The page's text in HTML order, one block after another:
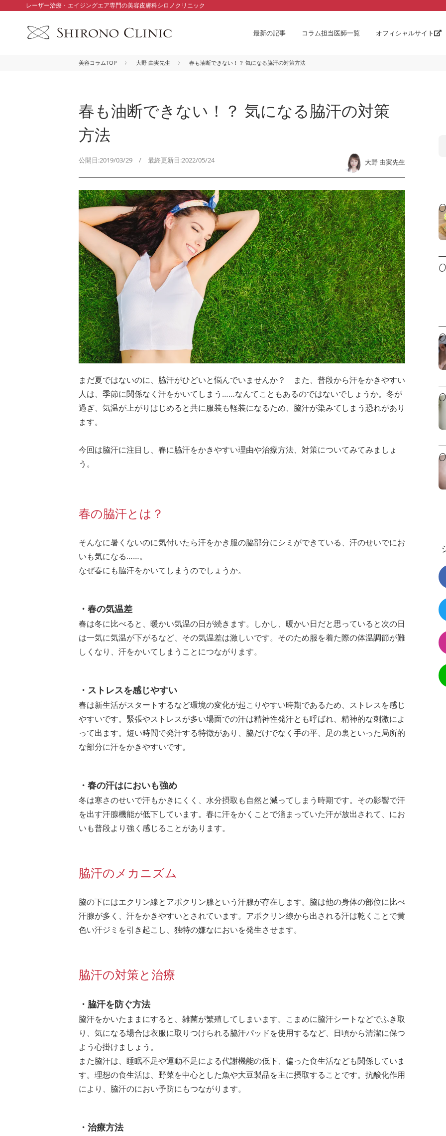
レーザー治療・エイジングエア専門の美容皮膚科シロノクリニック
最新の記事 コラム担当医師一覧 オフィシャルサイト
美容コラムTOP 大野 由実先生 春も油断できない！？ 気になる脇汗の対策方法
春も油断できない！？ 気になる脇汗の対策
方法
公開日:2019/03/29 / 最終更新日:2022/05/24 大野 由実先生
まだ夏ではないのに、脇汗がひどいと悩んでいませんか？ また、普段から汗をかきやすい
人は、季節に関係なく汗をかいてしまう……なんてこともあるのではないでしょうか。冬が
過ぎ、気温が上がりはじめると共に服装も軽装になるため、脇汗が染みてしまう恐れがあり
ます。
今回は脇汗に注目し、春に脇汗をかきやすい理由や治療方法、対策についてみてみましょ
う。
春の脇汗とは？
そんなに暑くないのに気付いたら汗をかき服の脇部分にシミができている、汗のせいでにお
いも気になる……。
なぜ春にも脇汗をかいてしまうのでしょうか。
・春の気温差
春は冬に比べると、暖かい気温の日が続きます。しかし、暖かい日だと思っていると次の日
は一気に気温が下がるなど、その気温差は激しいです。そのため服を着た際の体温調節が難
しくなり、汗をかいてしまうことにつながります。
・ストレスを感じやすい
春は新生活がスタートするなど環境の変化が起こりやすい時期であるため、ストレスを感じ
やすいです。緊張やストレスが多い場面での汗は精神性発汗とも呼ばれ、精神的な刺激によ
って出ます。短い時間で発汗する特徴があり、脇だけでなく手の平、足の裏といった局所的
な部分に汗をかきやすいです。
・春の汗はにおいも強め
冬は寒さのせいで汗もかきにくく、水分摂取も自然と減ってしまう時期です。その影響で汗
を出す汗腺機能が低下しています。春に汗をかくことで溜まっていた汗が放出されて、にお
いも普段より強く感じることがあります。
脇汗のメカニズム
脇の下にはエクリン線とアポクリン腺という汗腺が存在します。脇は他の身体の部位に比べ
汗腺が多く、汗をかきやすいとされています。アポクリン線から出される汗は乾くことで黄
色い汗ジミを引き起こし、独特の嫌なにおいを発生させます。
脇汗の対策と治療
・脇汗を防ぐ方法
脇汗をかいたままにすると、雑菌が繁殖してしまいます。こまめに脇汗シートなどでふき取
り、気になる場合は衣服に取りつけられる脇汗パッドを使用するなど、日頃から清潔に保つ
よう心掛けましょう。
また脇汗は、睡眠不足や運動不足による代謝機能の低下、偏った食生活なども関係していま
す。理想の食生活は、野菜を中心とした魚や大豆製品を主に摂取することです。抗酸化作用
により、脇汗のにおい予防にもつながります。
・治療方法